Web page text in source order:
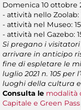
Domenica 10 ottobre
- attività nello Zoolab:
- attività nel Museo:
- attività nel Gazebo:
Si pregano i
arrivare in anticipo
fine di espletare le
luglio 2021 n. 105 per
luoghi della cultura
Consulta le modalità
Capitale e Green Pass